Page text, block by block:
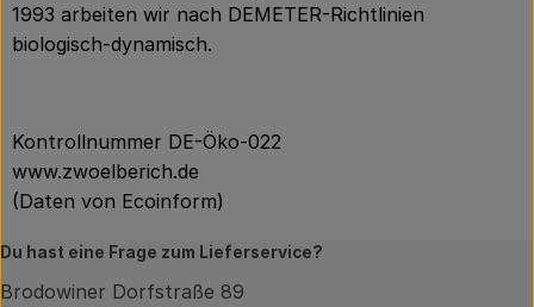
1993 arbeiten wir nach DEMETER-Richtlinien
biologisch-dynamisch.
Kontrollnummer DE-Öko-022
www.zwoelberich.de
(Daten von Ecoinform)
Du hast eine Frage zum Lieferservice?
Brodowiner Dorfstraße 89